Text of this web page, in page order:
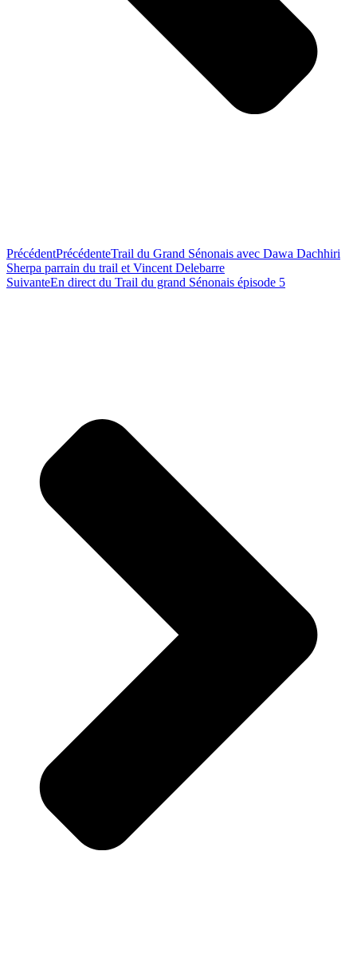
PrécédentPrécédenteTrail du Grand Sénonais avec Dawa Dachhiri
Sherpa parrain du trail et Vincent Delebarre
SuivanteEn direct du Trail du grand Sénonais épisode 5